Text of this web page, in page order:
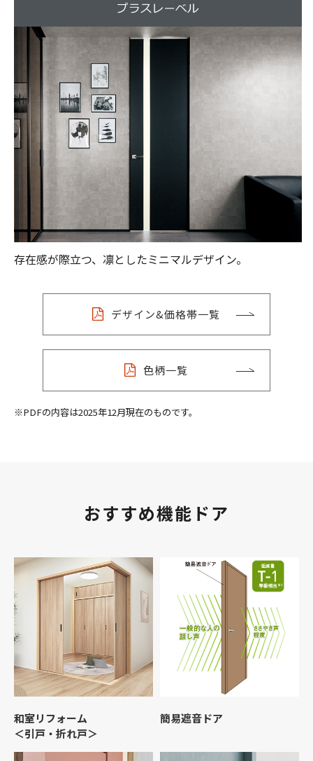
存在感が際立つ、凛としたミニマルデザイン。
デザイン&価格帯一覧
色柄一覧
※PDFの内容は2025年12月現在のものです。
おすすめ機能ドア
和室リフォーム
＜引戸・折れ戸＞
簡易遮音ドア